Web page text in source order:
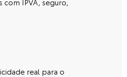
real para o